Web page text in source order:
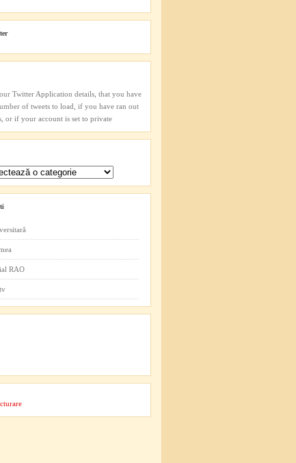
Twitter Application details, that you have
of tweets to load, if you have ran out
or if your account is set to private
RAO